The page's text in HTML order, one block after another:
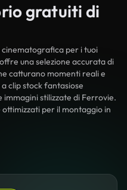
gratuiti di
per i tuoi
una selezione accurata di
catturano momenti reali e
clip stock fantasiose
stilizzate di Ferrovie.
per il montaggio in